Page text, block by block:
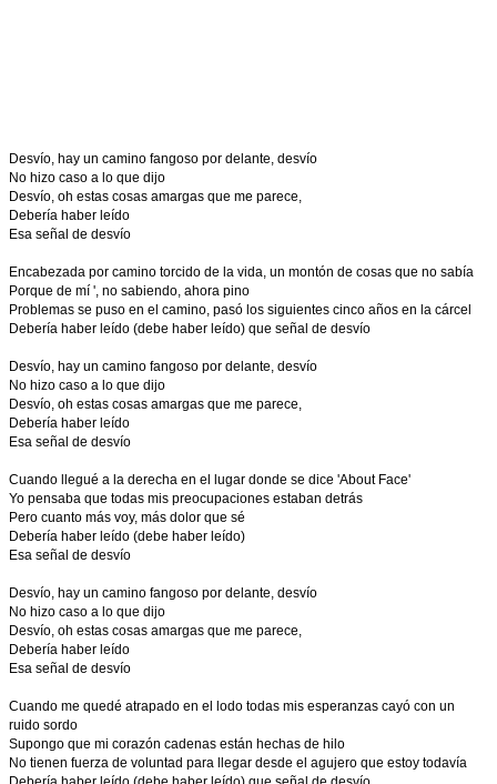
Desvío, hay un camino fangoso por delante, desvío
No hizo caso a lo que dijo
Desvío, oh estas cosas amargas que me parece,
Debería haber leído
Esa señal de desvío
Encabezada por camino torcido de la vida, un montón de cosas que no sabía
Porque de mí ', no sabiendo, ahora pino
Problemas se puso en el camino, pasó los siguientes cinco años en la cárcel
Debería haber leído (debe haber leído) que señal de desvío
Desvío, hay un camino fangoso por delante, desvío
No hizo caso a lo que dijo
Desvío, oh estas cosas amargas que me parece,
Debería haber leído
Esa señal de desvío
Cuando llegué a la derecha en el lugar donde se dice 'About Face'
Yo pensaba que todas mis preocupaciones estaban detrás
Pero cuanto más voy, más dolor que sé
Debería haber leído (debe haber leído)
Esa señal de desvío
Desvío, hay un camino fangoso por delante, desvío
No hizo caso a lo que dijo
Desvío, oh estas cosas amargas que me parece,
Debería haber leído
Esa señal de desvío
Cuando me quedé atrapado en el lodo todas mis esperanzas cayó con un
ruido sordo
Supongo que mi corazón cadenas están hechas de hilo
No tienen fuerza de voluntad para llegar desde el agujero que estoy todavía